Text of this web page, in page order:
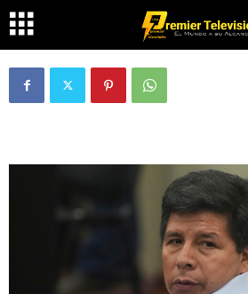
Por Premier televisión usa- diciembre 15, 2025